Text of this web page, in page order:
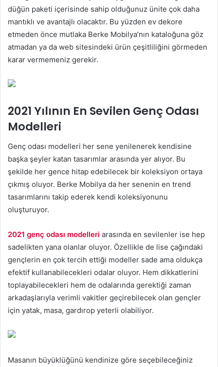
düğün paketi içerisinde sahip olduğunuz ünite çok daha
mantıklı ve avantajlı olacaktır. Bu yüzden ev dekore
etmeden önce mutlaka Berke Mobilya’nın kataloğuna göz
atmadan ya da web sitesindeki ürün çeşitliliğini görmeden
karar vermemeniz gerekir.
2021 Yılının En Sevilen Genç Odası
Modelleri
Genç odası modelleri her sene yenilenerek kendisine
başka şeyler katan tasarımlar arasında yer alıyor. Bu
şekilde her gence hitap edebilecek bir koleksiyon ortaya
çıkmış oluyor. Berke Mobilya da her senenin en trend
tasarımlarını takip ederek kendi koleksiyonunu
oluşturuyor.
2021 genç odası modelleri arasında en sevilenler ise hep
sadelikten yana olanlar oluyor. Özellikle de lise çağındaki
gençlerin en çok tercih ettiği modeller sade ama oldukça
efektif kullanabilecekleri odalar oluyor. Hem dikkatlerini
toplayabilecekleri hem de odalarında gerektiği zaman
arkadaşlarıyla verimli vakitler geçirebilecek olan gençler
için yatak, masa, gardırop yeterli olabiliyor.
Masanın büyüklüğünü kendinize göre seçebileceğiniz